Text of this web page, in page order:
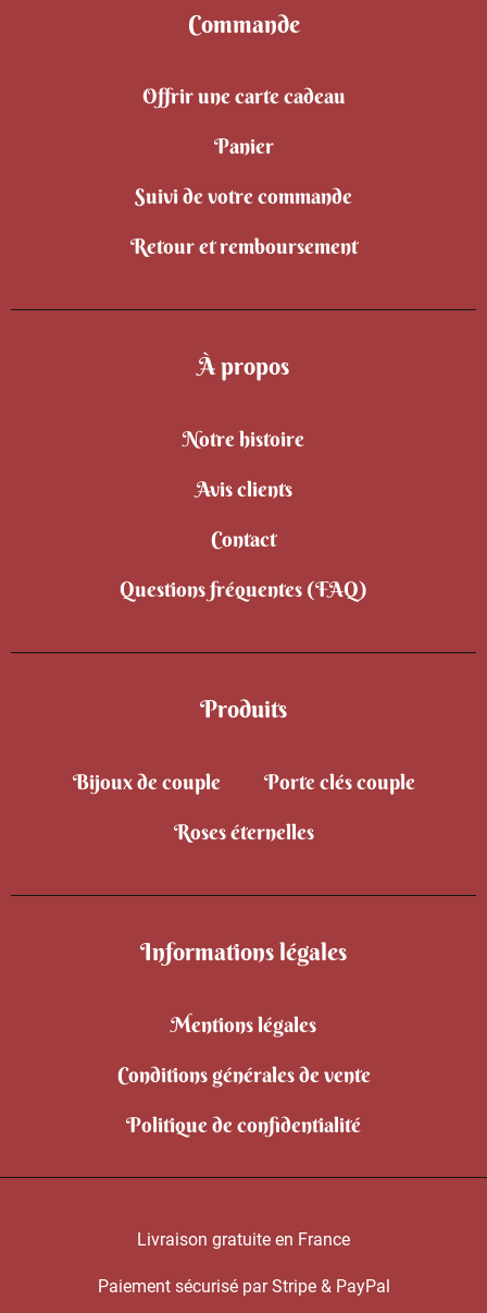
Commande
Offrir une carte cadeau
Panier
Suivi de votre commande
Retour et remboursement
À propos
Notre histoire
Avis clients
Contact
Questions fréquentes (FAQ)
Produits
Bijoux de couple
Porte clés couple
Roses éternelles
Informations légales
Mentions légales
Conditions générales de vente
Politique de confidentialité
Livraison gratuite en France
Paiement sécurisé par Stripe & PayPal